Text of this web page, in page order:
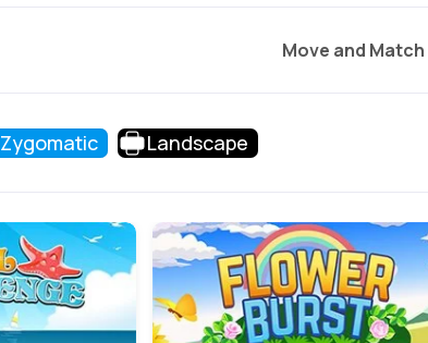
Move and Match
Zygomatic Landscape